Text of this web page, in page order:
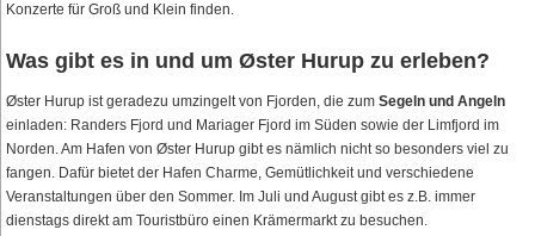
Konzerte für Groß und Klein finden.
Was gibt es in und um Øster Hurup zu erleben?
Øster Hurup ist geradezu umzingelt von Fjorden, die zum Segeln und Angeln
einladen: Randers Fjord und Mariager Fjord im Süden sowie der Limfjord im
Norden. Am Hafen von Øster Hurup gibt es nämlich nicht so besonders viel zu
fangen. Dafür bietet der Hafen Charme, Gemütlichkeit und verschiedene
Veranstaltungen über den Sommer. Im Juli und August gibt es z.B. immer
dienstags direkt am Touristbüro einen Krämermarkt zu besuchen.